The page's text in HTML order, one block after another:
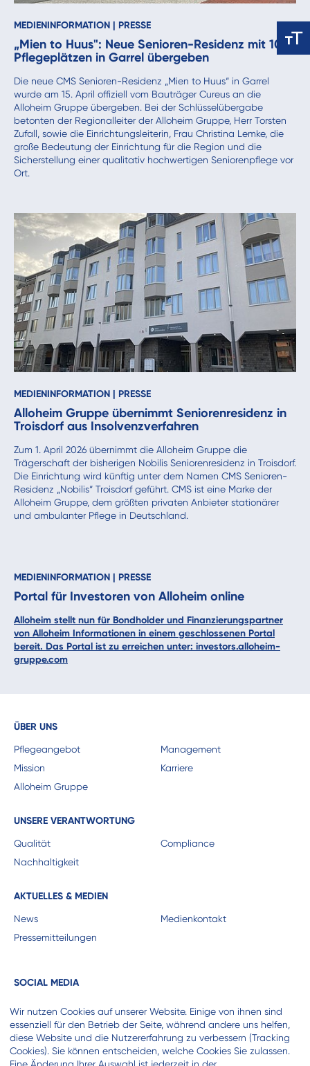
MEDIENINFORMATION | PRESSE
„Mien to Huus": Neue Senioren-Residenz mit 104
Pflegeplätzen in Garrel übergeben
Die neue CMS Senioren-Residenz „Mien to Huus“ in Garrel
wurde am 15. April offiziell vom Bauträger Cureus an die
Alloheim Gruppe übergeben. Bei der Schlüsselübergabe
betonten der Regionalleiter der Alloheim Gruppe, Herr Torsten
Zufall, sowie die Einrichtungsleiterin, Frau Christina Lemke, die
große Bedeutung der Einrichtung für die Region und die
Sicherstellung einer qualitativ hochwertigen Seniorenpflege vor
Ort.
MEDIENINFORMATION | PRESSE
Alloheim Gruppe übernimmt Seniorenresidenz in
Troisdorf aus Insolvenzverfahren
Zum 1. April 2026 übernimmt die Alloheim Gruppe die
Trägerschaft der bisherigen Nobilis Seniorenresidenz in Troisdorf.
Die Einrichtung wird künftig unter dem Namen CMS Senioren-
Residenz „Nobilis“ Troisdorf geführt. CMS ist eine Marke der
Alloheim Gruppe, dem größten privaten Anbieter stationärer
und ambulanter Pflege in Deutschland.
MEDIENINFORMATION | PRESSE
Portal für Investoren von Alloheim online
Alloheim stellt nun für Bondholder und Finanzierungspartner
von Alloheim Informationen in einem geschlossenen Portal
bereit. Das Portal ist zu erreichen unter: investors.alloheim-
gruppe.com
ÜBER UNS
Pflegeangebot
Mission
Alloheim Gruppe
Management
Karriere
UNSERE VERANTWORTUNG
Qualität
Nachhaltigkeit
Compliance
AKTUELLES & MEDIEN
News
Pressemitteilungen
Medienkontakt
SOCIAL MEDIA
Wir nutzen Cookies auf unserer Website. Einige von ihnen sind
essenziell für den Betrieb der Seite, während andere uns helfen,
diese Website und die Nutzererfahrung zu verbessern (Tracking
Cookies). Sie können entscheiden, welche Cookies Sie zulassen.